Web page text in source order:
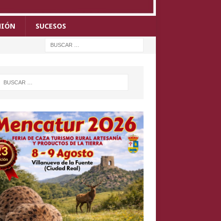
SUCESOS